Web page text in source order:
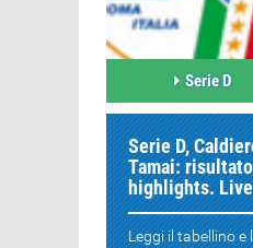
Serie D
Serie D,
Tamai:
highlights. Live
Leggi il tabellino e